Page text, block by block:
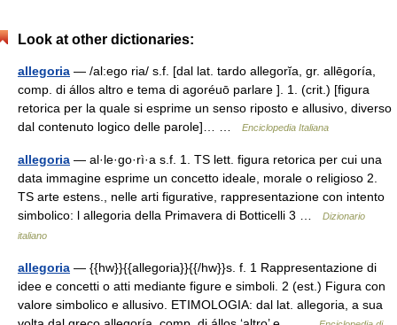
Look at other dictionaries:
allegoria — /al:ego ria/ s.f. [dal lat. tardo allegorĭa, gr. allēgoría,
comp. di állos altro e tema di agoréuō parlare ]. 1. (crit.) [figura
retorica per la quale si esprime un senso riposto e allusivo, diverso
dal contenuto logico delle parole]… …
Enciclopedia Italiana
allegoria — al·le·go·rì·a s.f. 1. TS lett. figura retorica per cui una
data immagine esprime un concetto ideale, morale o religioso 2.
TS arte estens., nelle arti figurative, rappresentazione con intento
simbolico: l allegoria della Primavera di Botticelli 3 …
Dizionario
italiano
allegoria — {{hw}}{{allegoria}}{{/hw}}s. f. 1 Rappresentazione di
idee e concetti o atti mediante figure e simboli. 2 (est.) Figura con
valore simbolico e allusivo. ETIMOLOGIA: dal lat. allegoria, a sua